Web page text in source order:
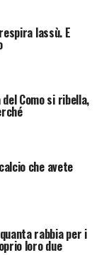
lassù. E
Como si ribella,
che avete
rabbia per i
loro due